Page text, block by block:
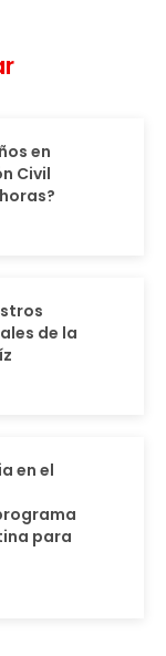
en
Civil
de la
en el
para